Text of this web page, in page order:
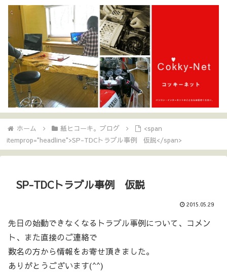
ホーム 紙ヒコーキ。ブログ
<span
itemprop="headline">SP-TDCトラブル事例 仮説</span>
SP-TDCトラブル事例 仮説
2015.05.29
先日の始動できなくなるトラブル事例について、コメン
ト、また直接のご連絡で
数名の方から情報をお寄せ頂きました。
ありがとうございます(^^)